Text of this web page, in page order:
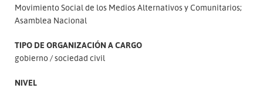
Movimiento Social de los Medios Alternativos y Comunitarios;
Asamblea Nacional
TIPO DE ORGANIZACIÓN A CARGO
gobierno
sociedad civil
NIVEL